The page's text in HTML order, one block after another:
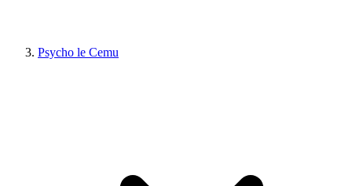
Psycho le Cemu